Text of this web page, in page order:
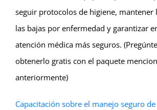
seguir protocolos de higiene, mantener
las bajas por enfermedad y garantizar
atención médica más seguros.
obtenerlo gratis con el paquete
anteriormente)
Capacitación sobre el manejo seguro